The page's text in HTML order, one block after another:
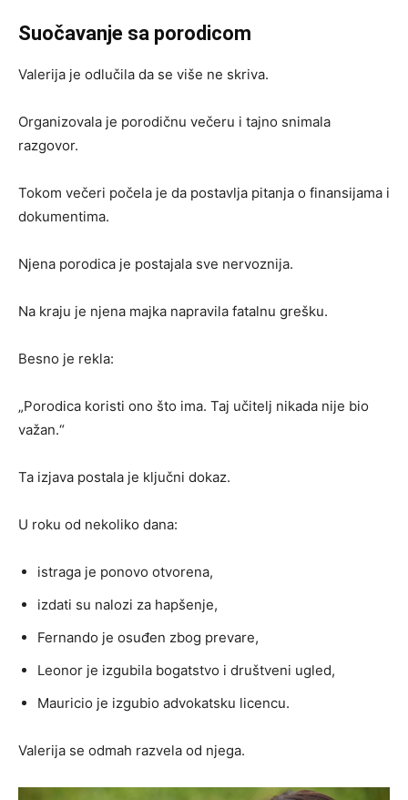
Suočavanje sa porodicom
Valerija je odlučila da se više ne skriva.
Organizovala je porodičnu večeru i tajno snimala
razgovor.
Tokom večeri počela je da postavlja pitanja o finansijama i
dokumentima.
Njena porodica je postajala sve nervoznija.
Na kraju je njena majka napravila fatalnu grešku.
Besno je rekla:
„Porodica koristi ono što ima. Taj učitelj nikada nije bio
važan.“
Ta izjava postala je ključni dokaz.
U roku od nekoliko dana:
istraga je ponovo otvorena,
izdati su nalozi za hapšenje,
Fernando je osuđen zbog prevare,
Leonor je izgubila bogatstvo i društveni ugled,
Mauricio je izgubio advokatsku licencu.
Valerija se odmah razvela od njega.